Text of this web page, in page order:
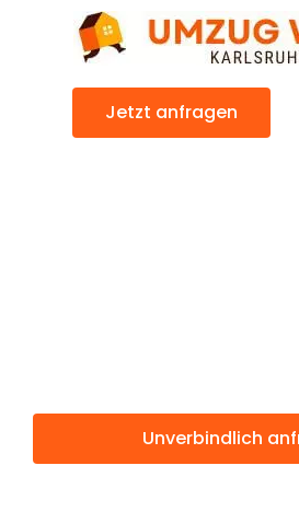
Jetzt anfragen
Unverbindlich